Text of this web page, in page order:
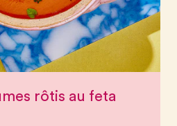
rôtis au feta